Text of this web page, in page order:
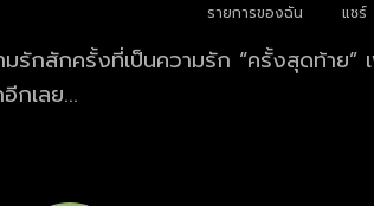
รายการของฉัน แชร์
กสักครั้งที่เป็นความรัก “ครั้งสุดท้าย”
กเลย...